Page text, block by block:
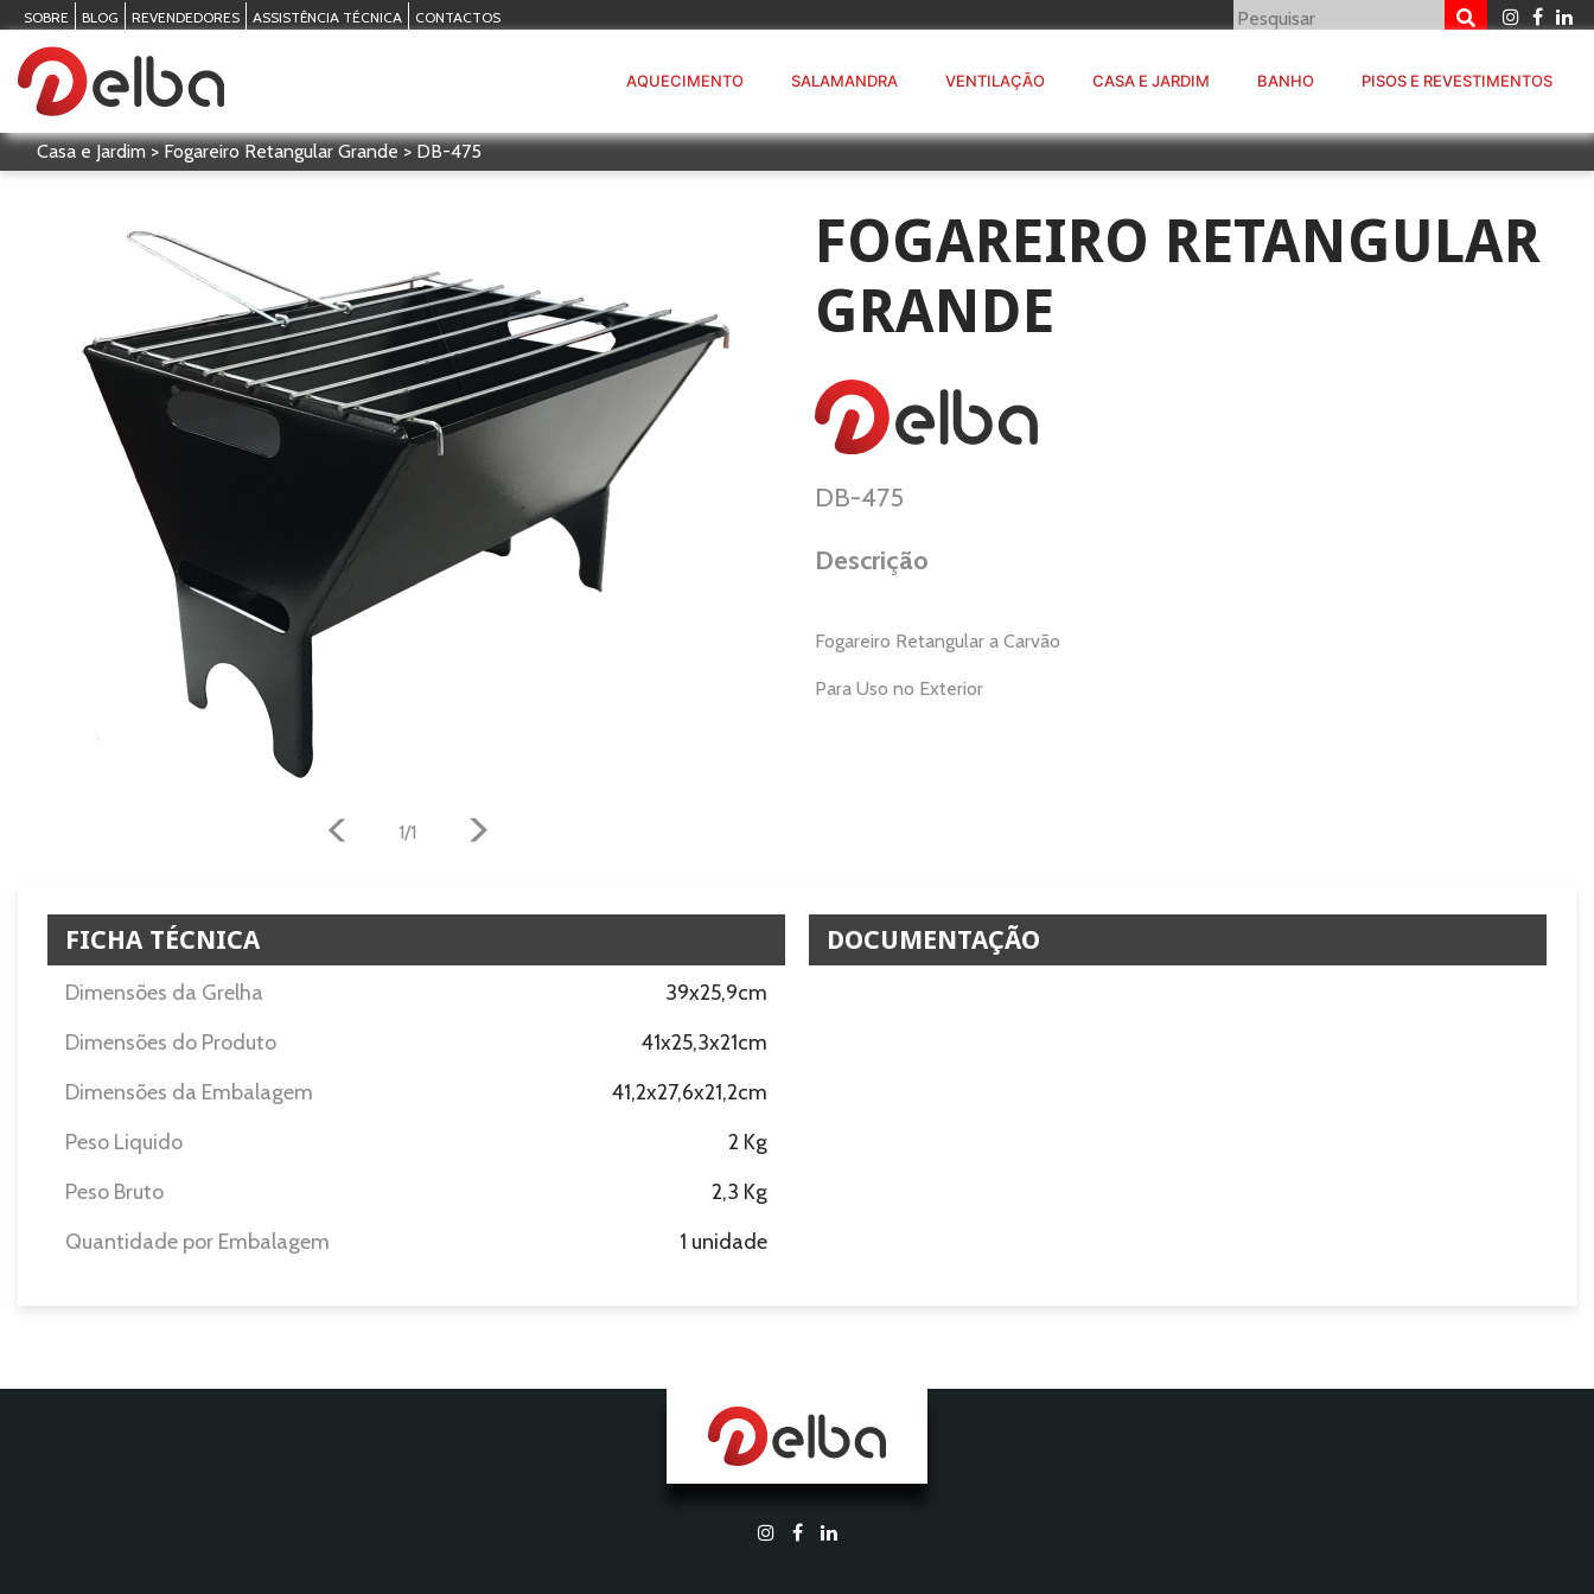
SOBRE BLOG REVENDEDORES ASSISTÊNCIA TÉCNICA CONTACTOS
AQUECIMENTO SALAMANDRA VENTILAÇÃO CASA E JARDIM BANHO PISOS E REVESTIMENTOS
Casa e Jardim > Fogareiro Retangular Grande > DB-475
1/1
FOGAREIRO RETANGULAR
GRANDE
DB-475
Descrição
Fogareiro Retangular a Carvão
Para Uso no Exterior
FICHA TÉCNICA
Dimensões da Grelha
39x25,9cm
Dimensões do Produto
41x25,3x21cm
Dimensões da Embalagem
41,2x27,6x21,2cm
Peso Liquido
2 Kg
Peso Bruto
2,3 Kg
Quantidade por Embalagem
1 unidade
DOCUMENTAÇÃO